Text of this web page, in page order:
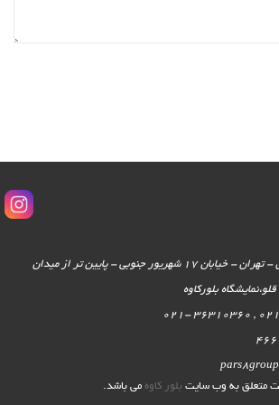
آدرس نمایشگاه : ایران - تهران - خیابان 17 شهریور جنوبی - پایین تر از میدان
بلورکاوه
متعلق به وب سایت بلور کاوه می باشد.